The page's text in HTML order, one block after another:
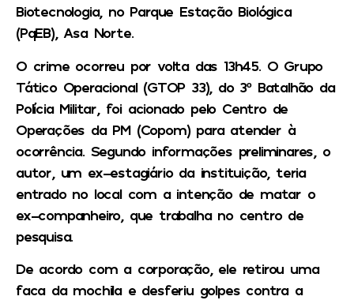
Biotecnologia, no Parque Estação Biológica
(PqEB), Asa Norte.
O crime ocorreu por volta das 13h45. O Grupo
Tático Operacional (GTOP 33), do 3º Batalhão da
Polícia Militar, foi acionado pelo Centro de
Operações da PM (Copom) para atender à
ocorrência. Segundo informações preliminares, o
autor, um ex-estagiário da instituição, teria
entrado no local com a intenção de matar o
ex-companheiro, que trabalha no centro de
pesquisa.
De acordo com a corporação, ele retirou uma
faca da mochila e desferiu golpes contra a